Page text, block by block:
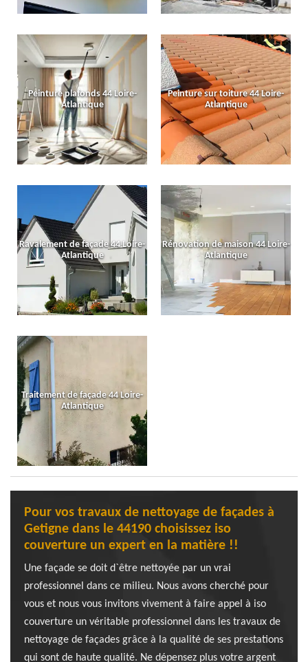
Peinture plafonds 44 Loire-
Atlantique
Peinture sur toiture 44 Loire-
Atlantique
Ravalement de façade 44 Loire-
Atlantique
Rénovation de maison 44 Loire-
Atlantique
Traitement de façade 44 Loire-
Atlantique
Pour vos travaux de nettoyage de façades à
Getigne dans le 44190 choisissez iso
couverture un expert en la matière !!
Une façade se doit d`être nettoyée par un vrai
professionnel dans ce milieu. Nous avons cherché pour
vous et nous vous invitons vivement à faire appel à iso
couverture un véritable professionnel dans les travaux de
nettoyage de façades grâce à la qualité de ses prestations
qui sont de haute qualité. Ne dépensez plus votre argent